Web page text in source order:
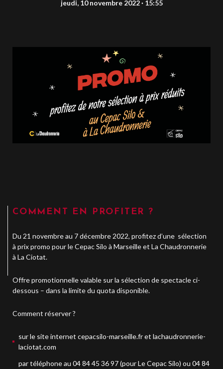
jeudi, 10 novembre 2022 · 15:55
COMMENT EN PROFITER ?
Du 21 novembre au 7 décembre 2022, profitez d’une sélection
à prix promo pour le Cepac Silo à Marseille et La Chaudronnerie
à La Ciotat.
Offre promotionnelle valable sur la sélection de spectacle ci-
dessous – dans la limite du quota disponible.
Comment réserver ?
sur le site internet cepacsilo-marseille.fret lachaudronnerie-
laciotat.com
par téléphone au 04 84 45 36 97 (pour Le Cepac Silo) ou 04 84